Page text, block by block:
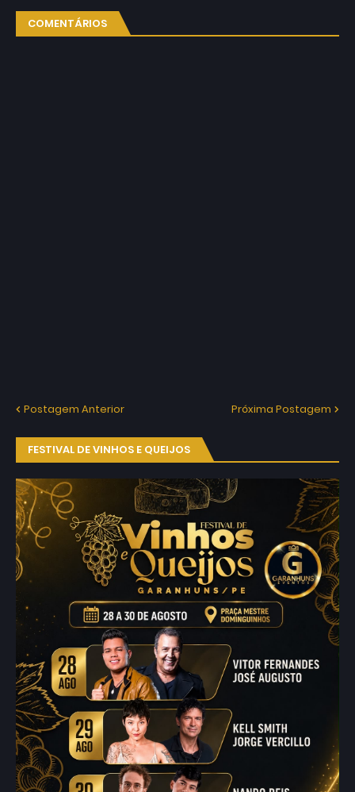
COMENTÁRIOS
Postagem Anterior Próxima Postagem
FESTIVAL DE VINHOS E QUEIJOS